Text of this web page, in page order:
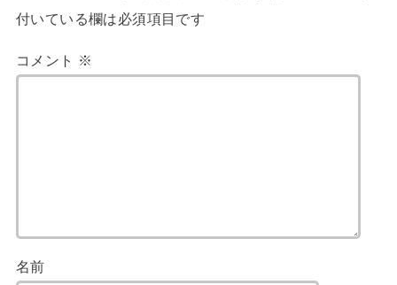
付いている欄は必須項目です
コメント ※
名前